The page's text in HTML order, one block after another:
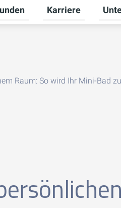
Privatkunden umschalten
Untermenü für
Karriere
Raum: So wird Ihr Mini-Bad